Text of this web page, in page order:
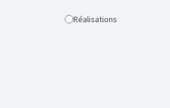
Réalisations